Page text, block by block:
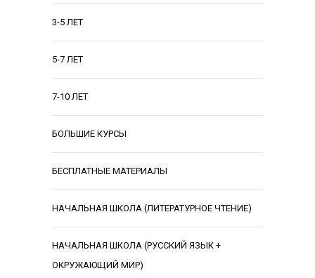
3-5 ЛЕТ
5-7 ЛЕТ
7-10 ЛЕТ
БОЛЬШИЕ КУРСЫ
БЕСПЛАТНЫЕ МАТЕРИАЛЫ
НАЧАЛЬНАЯ ШКОЛА (ЛИТЕРАТУРНОЕ ЧТЕНИЕ)
НАЧАЛЬНАЯ ШКОЛА (РУССКИЙ ЯЗЫК +
ОКРУЖАЮЩИЙ МИР)